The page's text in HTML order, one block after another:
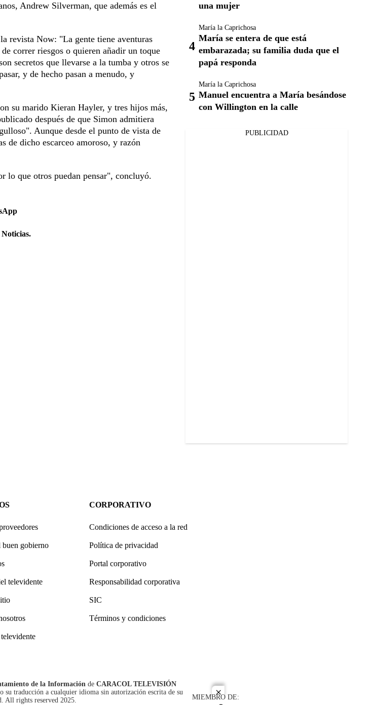
close
Andrew Silverman, que además es el
revista Now: "La gente tiene aventuras
correr riesgos o quieren añadir un toque
secretos que llevarse a la tumba y otros se
y de hecho pasan a menudo, y
su marido Kieran Hayler, y tres hijos más,
después de que Simon admitiera
Aunque desde el punto de vista de
de dicho escarceo amoroso, y razón
lo que otros puedan pensar", concluyó.
una mujer
María la Caprichosa
María se entera de que está
embarazada; su familia duda que el
papá responda
María la Caprichosa
Manuel encuentra a María besándose
con Willington en la calle
PUBLICIDAD
gobierno
televidente
CORPORATIVO
Condiciones de acceso a la red
Política de privacidad
Portal corporativo
Responsabilidad corporativa
SIC
Términos y condiciones
de la Información de CARACOL TELEVISIÓN
traducción a cualquier idioma sin autorización escrita de su
All rights reserved 2025.
MIEMBRO DE: